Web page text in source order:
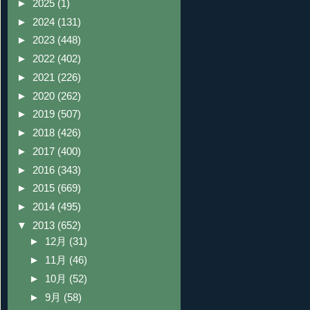
► 2025 (1)
► 2024 (131)
► 2023 (448)
► 2022 (402)
► 2021 (226)
► 2020 (262)
► 2019 (507)
► 2018 (426)
► 2017 (400)
► 2016 (343)
► 2015 (669)
► 2014 (495)
▼ 2013 (652)
► 12月 (31)
► 11月 (46)
► 10月 (52)
► 9月 (58)